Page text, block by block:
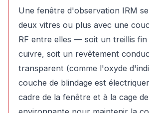
Une fenêtre d'observation IRM
deux vitres ou plus avec une
RF entre elles — soit un treillis fin
cuivre, soit un revêtement
transparent (comme l'oxyde
couche de blindage est
cadre de la fenêtre et à la cage